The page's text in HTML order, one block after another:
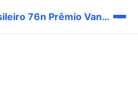
🔥 76n Imediato Brasileiro 76n Prêmio Vantagem Trending 💎